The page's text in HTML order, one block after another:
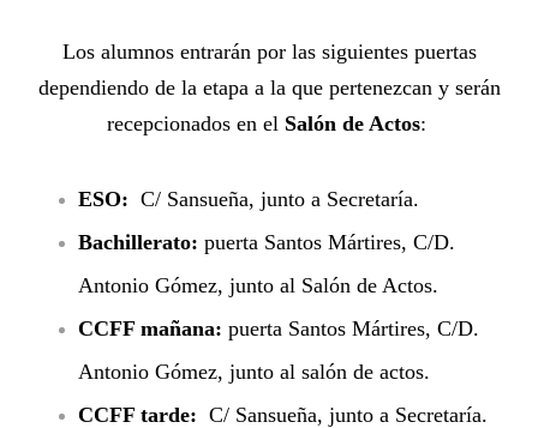
Los alumnos entrarán porlas siguientes puertas
dependiendo de la etapa a la que pertenezcan y serán
recepcionados en el Salón de Actos:
ESO: C/ Sansueña, junto a Secretaría.
Bachillerato: puerta Santos Mártires, C/D.
Antonio Gómez, junto al Salón de Actos.
CCFF mañana: puerta Santos Mártires, C/D.
Antonio Gómez, junto al salón de actos.
CCFF tarde: C/ Sansueña, junto a Secretaría.